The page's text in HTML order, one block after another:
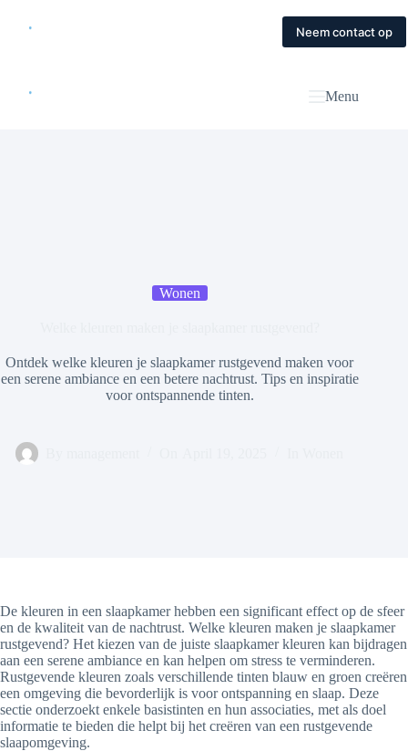
Contact
Neem contact op
Menu
Wonen
Ontdek welke kleuren je slaapkamer rustgevend maken voor
een serene ambiance en een betere nachtrust. Tips en inspiratie
voor ontspannende tinten.
De kleuren in een slaapkamer hebben een significant effect op de sfeer
en de kwaliteit van de nachtrust. Welke kleuren maken je slaapkamer
rustgevend? Het kiezen van de juiste slaapkamer kleuren kan bijdragen
aan een serene ambiance en kan helpen om stress te verminderen.
Rustgevende kleuren zoals verschillende tinten blauw en groen creëren
een omgeving die bevorderlijk is voor ontspanning en slaap. Deze
sectie onderzoekt enkele basistinten en hun associaties, met als doel
informatie te bieden die helpt bij het creëren van een rustgevende
slaapomgeving.